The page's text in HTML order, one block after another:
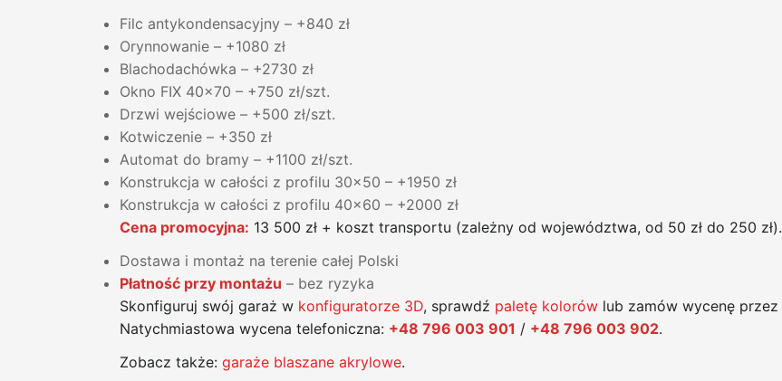
Filc antykondensacyjny – +840 zł
Orynnowanie – +1080 zł
Blachodachówka – +2730 zł
Okno FIX 40x70 – +750 zł/szt.
Drzwi wejściowe – +500 zł/szt.
Kotwiczenie – +350 zł
Automat do bramy – +1100 zł/szt.
Konstrukcja w całości z profilu 30x50 – +1950 zł
Konstrukcja w całości z profilu 40x60 – +2000 zł
Cena promocyjna: 13 500 zł + koszt transportu (zależny od województwa, od 50 zł do 250 zł).
Dostawa i montaż na terenie całej Polski
Płatność przy montażu – bez ryzyka
Skonfiguruj swój garaż w konfiguratorze 3D, sprawdź paletę kolorów lub zamów wycenę przez
Natychmiastowa wycena telefoniczna: +48 796 003 901 / +48 796 003 902.
Zobacz także: garaże blaszane akrylowe.